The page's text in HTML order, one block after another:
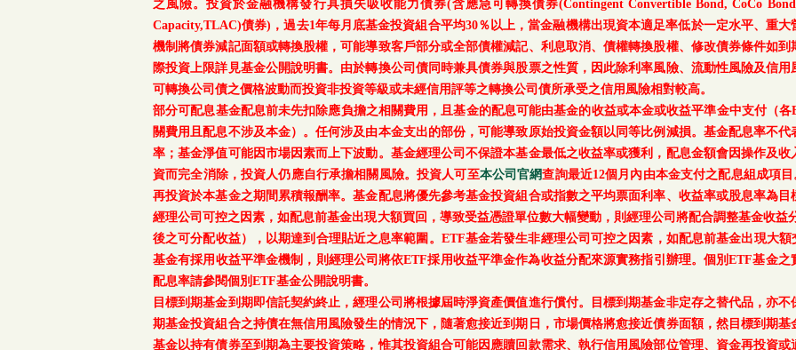
之風險。投資於金融機構發行具損失吸收能力債券(含應急可轉換債券(Contingent Convertible Bond, CoCo
Capacity,TLAC)債券)，過去1年每月底基金投資組合平均30％以上，當金融機構出現資本適足率低於一定水平、重
機制將債券減記面額或轉換股權，可能導致客戶部分或全部債權減記、利息取消、債權轉換股權、修改債券條件如
際投資上限詳見基金公開說明書。由於轉換公司債同時兼具債券與股票之性質，因此除利率風險、流動性風險及信
可轉換公司債之價格波動而投資非投資等級或未經信用評等之轉換公司債所承受之信用風險相對較高。
部分可配息基金配息前未先扣除應負擔之相關費用，且基金的配息可能由基金的收益或本金或收益平準金中支付（
關費用且配息不涉及本金）。任何涉及由本金支出的部份，可能導致原始投資金額以同等比例減損。基金配息率不
率；基金淨值可能因市場因素而上下波動。基金經理公司不保證本基金最低之收益率或獲利，配息金額會因操作及
資而完全消除，投資人仍應自行承擔相關風險。投資人可至本公司官網查詢最近12個月內由本金支付之配息組成項
再投資於本基金之期間累積報酬率。基金配息將優先參考基金投資組合或指數之平均票面利率、收益率或股息率為
經理公司可控之因素，如配息前基金出現大額買回，導致受益憑證單位數大幅變動，則經理公司將配合調整基金收
後之可分配收益），以期達到合理貼近之息率範圍。ETF基金若發生非經理公司可控之因素，如配息前基金出現大
基金有採用收益平準金機制，則經理公司將依ETF採用收益平準金作為收益分配來源實務指引辦理。個別ETF基金
配息率請參閱個別ETF基金公開說明書。
目標到期基金到期即信託契約終止，經理公司將根據屆時淨資產價值進行償付。目標到期基金非定存之替代品，亦
期基金投資組合之持債在無信用風險發生的情況下，隨著愈接近到期日，市場價格將愈接近債券面額，然目標到期
基金以持有債券至到期為主要投資策略，惟其投資組合可能因應贖回款需求、執行信用風險部位管理、資金再投資